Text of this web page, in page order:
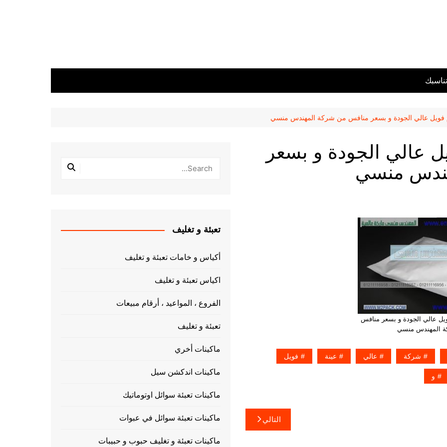
فويل عالي الجودة و بسعر منافس من شركة المهندس منسي
عالي الجودة و بسعر
منسي
عالي الجودة و بسعر منافس
المهندس منسي
شركة عالي عينة فويل
و
التالي
تعبئة و تغليف
أكياس و خامات تعبئة و تغليف
اكياس تعبئة و تغليف
الفروع ، المواعيد ، أرقام مبيعات
تعبئة و تغليف
ماكينات أخري
ماكينات اندكشن سيل
ماكينات تعبئة سوائل اوتوماتيك
ماكينات تعبئة سوائل في عبوات
ماكينات تعبئة و تغليف حبوب و حبيبات